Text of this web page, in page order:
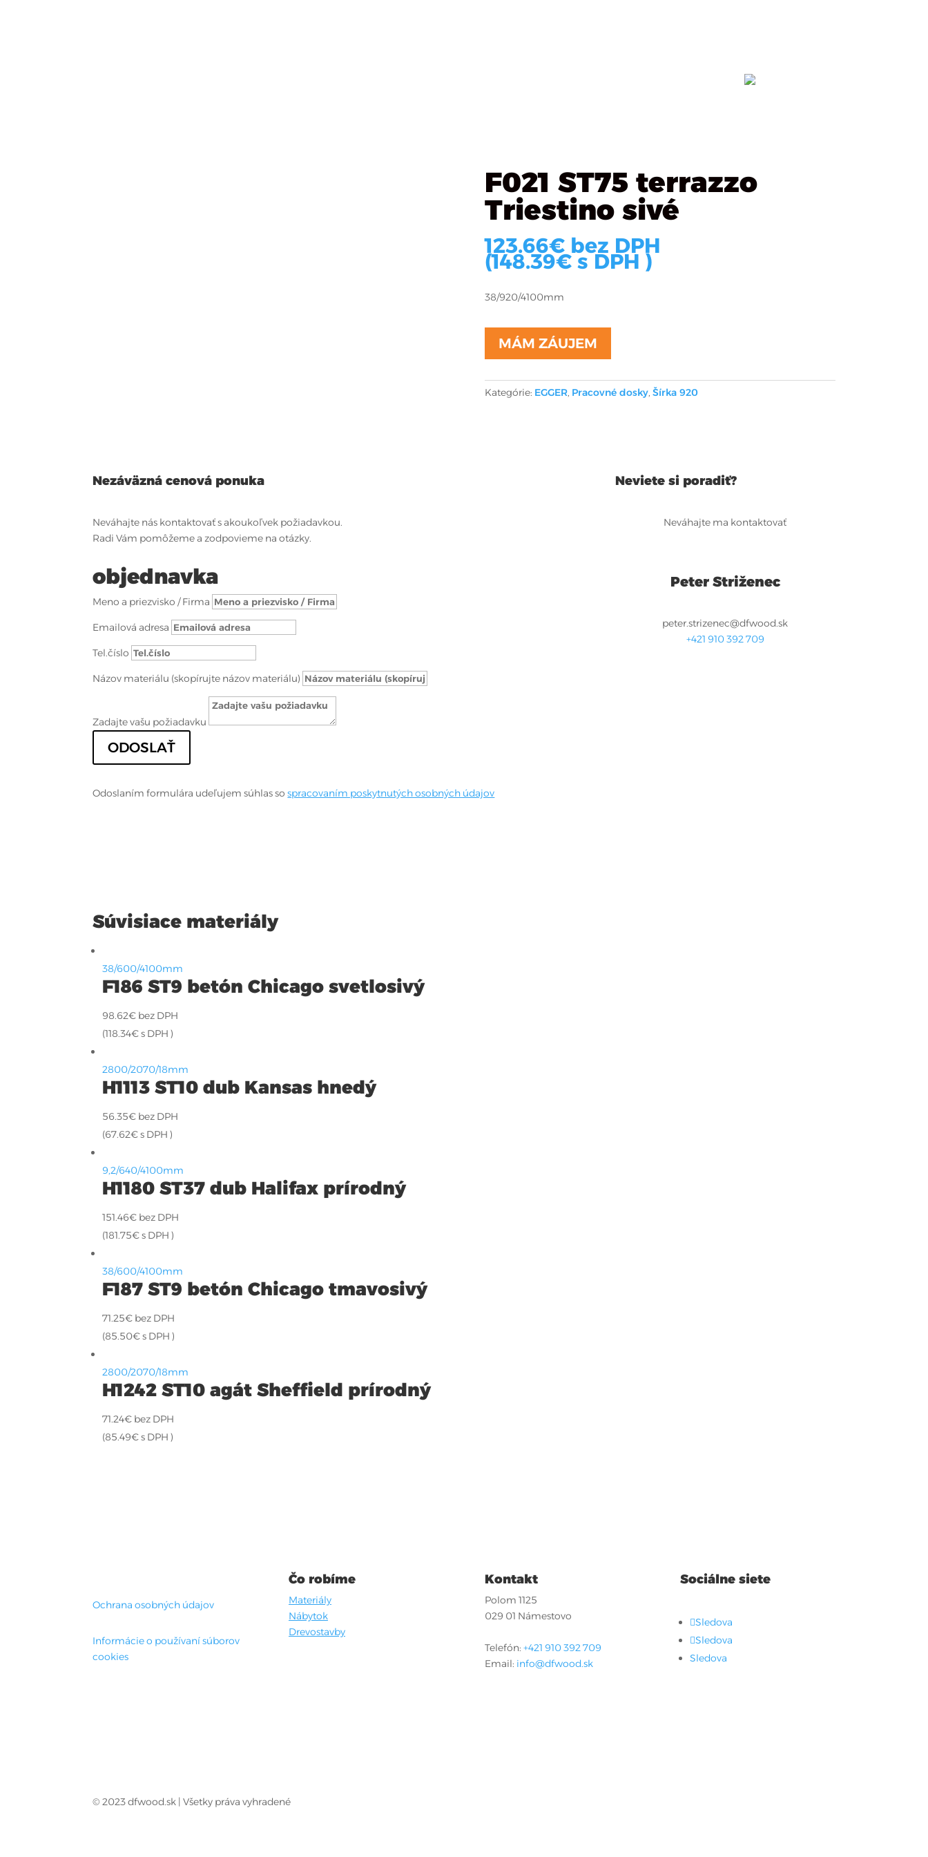
F021 ST75 terrazzo
Triestino sivé
123.66€ bez DPH
(148.39€s DPH )
38/920/4100mm
MÁM ZÁUJEM
Kategórie: EGGER, Pracovné dosky, Šírka 920
Nezáväzná cenová ponuka
Neváhajte nás kontaktovať s akoukoľvek požiadavkou.
Radi Vám pomôžeme a zodpovieme na otázky.
objednavka
Meno a priezvisko / Firma
Emailová adresa
Tel.číslo
Názov materiálu (skopírujte názov materiálu)
Zadajte vašu požiadavku
ODOSLAŤ
Odoslaním formulára udeľujem súhlas sospracovaním poskytnutých osobných údajov
Neviete si poradiť?
Neváhajte ma kontaktovať
Peter Striženec
peter.strizenec@dfwood.sk
+421 910 392 709
Súvisiace materiály
38/600/4100mm
F186 ST9 betón Chicago svetlosivý
98.62€ bez DPH
(118.34€s DPH )
2800/2070/18mm
H1113 ST10 dub Kansas hnedý
56.35€ bez DPH
(67.62€s DPH )
9,2/640/4100mm
H1180 ST37 dub Halifax prírodný
151.46€ bez DPH
(181.75€s DPH )
38/600/4100mm
F187 ST9 betón Chicago tmavosivý
71.25€ bez DPH
(85.50€s DPH )
2800/2070/18mm
H1242 ST10 agát Sheffield prírodný
71.24€ bez DPH
(85.49€s DPH )
Ochrana osobných údajov
Informácie o používaní súborov
cookies
Čo robíme
Materiály
Nábytok
Drevostavby
Kontakt
Polom 1125
029 01 Námestovo
Telefón: +421 910 392 709
Email: info@dfwood.sk
Sociálne siete
Sledova
Sledova
Sledova
© 2023 dfwood.sk | Všetky práva vyhradené